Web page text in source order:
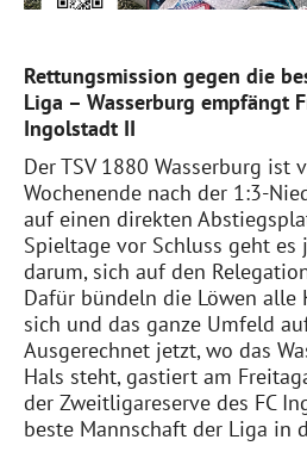
Rettungsmission gegen die
Liga – Wasserburg empfängt
Ingolstadt II
Der TSV 1880 Wasserburg ist
Wochenende nach der 1:3-
auf einen direkten
Spieltage vor Schluss geht
darum, sich auf den
Dafür bündeln die Löwen alle
sich und das ganze Umfeld
Ausgerechnet jetzt, wo das
Hals steht, gastiert am
der Zweitligareserve des FC
beste Mannschaft der Liga in